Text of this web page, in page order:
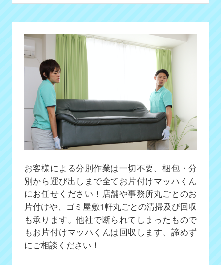
お客様による分別作業は一切不要、梱包・分
別から運び出しまで全てお片付けマッハくん
にお任せください！店舗や事務所丸ごとのお
片付けや、ゴミ屋敷1軒丸ごとの清掃及び回収
も承ります。他社で断られてしまったもので
もお片付けマッハくんは回収します、諦めず
にご相談ください！